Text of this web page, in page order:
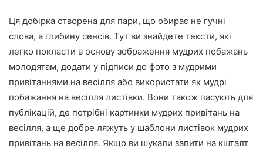
е
к
н
о
г
о
Ця добірка створена для пари, що обирає не гучні
слова, а глибину сенсів. Тут ви знайдете тексти, які
легко покласти в основу зображення мудрих побажань
молодятам, додати у підписи до фото з мудрими
привітаннями на весілля або використати як мудрі
побажання на весілля листівки. Вони також пасують для
публікацій, де потрібні картинки мудрих привітань на
весілля, а ще добре ляжуть у шаблони листівок мудрих
привітань на весілля. Якщо ви шукали запити на кшталт